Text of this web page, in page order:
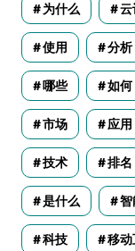
为什么 云
使用 分析
哪些 如何
市场 应用
技术 排名
是什么 智
科技 移